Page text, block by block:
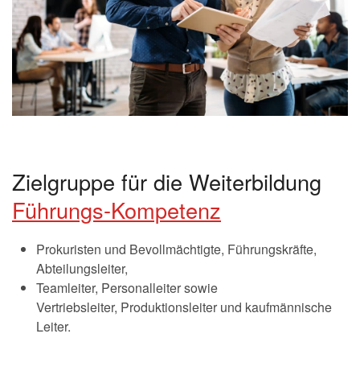
Zielgruppe für die Weiterbildung
Führungs-Kompetenz
Prokuristen und Bevollmächtigte, Führungskräfte,
Abteilungsleiter,
Teamleiter, Personalleiter sowie
Vertriebsleiter, Produktionsleiter und kaufmännische
Leiter.